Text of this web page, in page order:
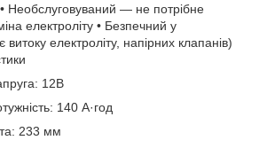
• Необслуговуваний — не потрібне
електроліту • Безпечний у
витоку електроліту, напірних клапанів)
12В
140 А·год
233 мм